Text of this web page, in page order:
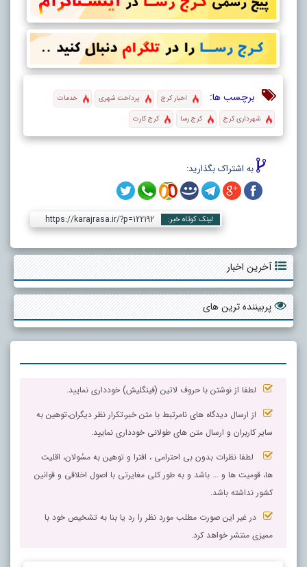
برچسب ها: اخبار کرج پرداخت شهری
خدمات
شهرداری کرج
کرج رسا کرج کارت
به اشتراک بگذارید:
لینک کوتاه خبر: https://karajrasa.ir/?p=122192
آخرین اخبار
پربیننده ترین های
لطفا از نوشتن با حروف لاتین (فینگلیش) خودداری نمایید.
از ارسال دیدگاه های نامرتبط با متن خبر،تکرار نظر دیگران،توهین به
سایر کاربران و ارسال متن های طولانی خودداری نمایید.
لطفا نظرات بدون بی احترامی ، افترا و توهین به مسٔولان، اقلیت
ها، قومیت ها و ... باشد و به طور کلی مغایرتی با اصول اخلاقی و قوانین
کشور نداشته باشد.
در غیر این صورت مطلب مورد نظر را رد یا بنا به تشخیص خود با
ممیزی منتشر خواهد کرد.